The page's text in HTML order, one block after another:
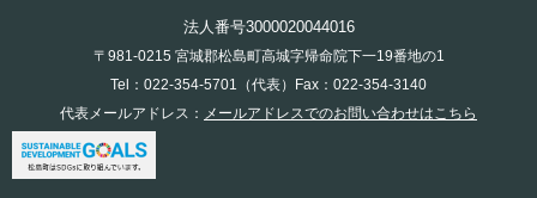
法人番号3000020044016
〒981-0215 宮城郡松島町高城字帰命院下一19番地の1
Tel：022-354-5701（代表）Fax：022-354-3140
代表メールアドレス： メールアドレスでのお問い合わせはこちら